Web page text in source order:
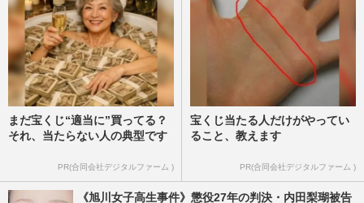
まだ宝くじ“適当に”買ってる？
それ、当たらない人の典型です
PR(合同会社デジタルファーム )
宝くじ当たる人だけがやってい
ること、教えます
PR(合同会社デジタルファーム )
《旭川女子高生事件》懲役27年の判決・内田梨瑚被告